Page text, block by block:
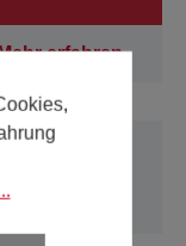
erfahren
Österreich
alle anderen